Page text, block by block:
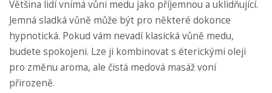
Většina lidí vnímá vůni medu jako příjemnou a uklidňující.
Jemná sladká vůně může být pro některé dokonce
hypnotická. Pokud vám nevadí klasická vůně medu,
budete spokojeni. Lze ji kombinovat s éterickými oleji
pro změnu aroma, ale čistá medová masáž voní
přirozeně.